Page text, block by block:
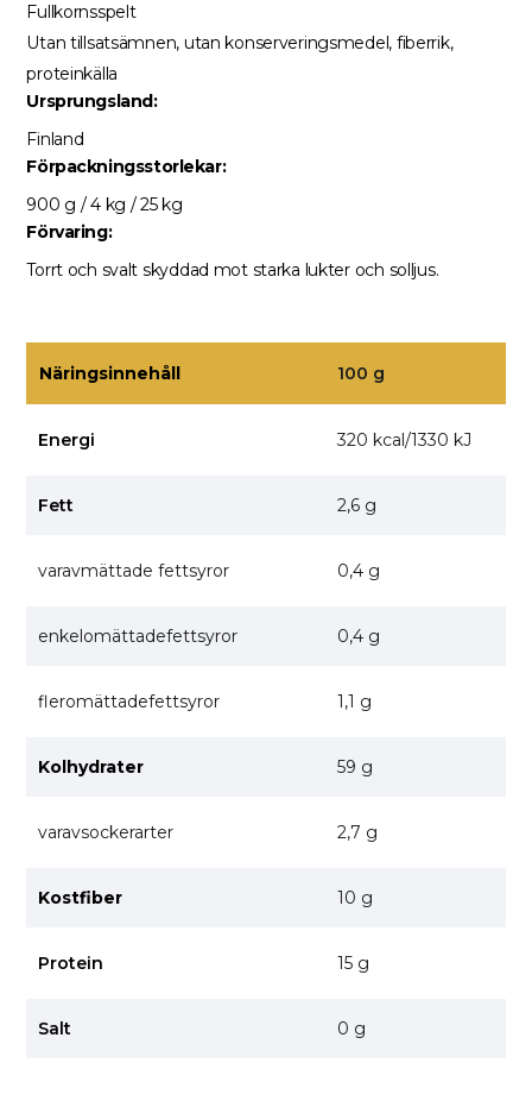
Fullkornsspelt
Utan tillsatsämnen, utan konserveringsmedel, fiberrik,
proteinkälla
Ursprungsland:
Finland
Förpackningsstorlekar:
900 g / 4 kg / 25 kg
Förvaring:
Torrt och svalt skyddad mot starka lukter och solljus.
Näringsinnehåll 100 g
Energi 320 kcal/1330 kJ
Fett 2,6 g
varavmättade fettsyror 0,4 g
enkelomättadefettsyror 0,4 g
fleromättadefettsyror 1,1 g
Kolhydrater 59 g
varavsockerarter 2,7 g
Kostfiber 10 g
Protein 15 g
Salt 0 g